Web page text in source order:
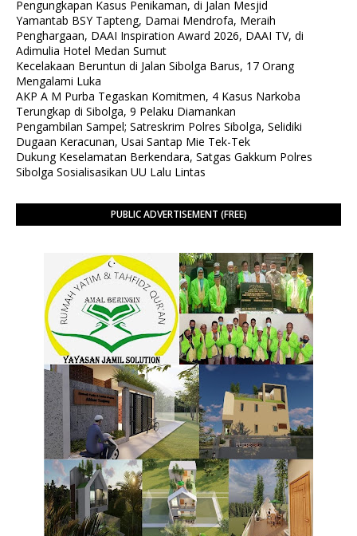
Pengungkapan Kasus Penikaman, di Jalan Mesjid
Yamantab BSY Tapteng, Damai Mendrofa, Meraih
Penghargaan, DAAI Inspiration Award 2026, DAAI TV, di
Adimulia Hotel Medan Sumut
Kecelakaan Beruntun di Jalan Sibolga Barus, 17 Orang
Mengalami Luka
AKP A M Purba Tegaskan Komitmen, 4 Kasus Narkoba
Terungkap di Sibolga, 9 Pelaku Diamankan
Pengambilan Sampel; Satreskrim Polres Sibolga, Selidiki
Dugaan Keracunan, Usai Santap Mie Tek-Tek
Dukung Keselamatan Berkendara, Satgas Gakkum Polres
Sibolga Sosialisasikan UU Lalu Lintas
PUBLIC ADVERTISEMENT (FREE)